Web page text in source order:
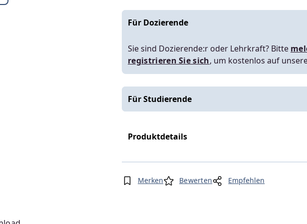
Für Dozierende
Sie sind Dozierende:r oder Lehrkraft? Bitte
registrieren Sie sich, um kostenlos auf
Für Studierende
Produktdetails
Merken Bewerten Empfehlen